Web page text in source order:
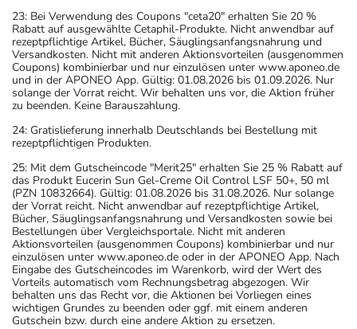
Sie den Zuckergehalt berücksichtigen.
- Es kann Arzneimittel geben, mit denen
Wechselwirkungen auftreten. Sie sollten deswegen
generell vor der Behandlung mit einem neuen
Arzneimittel jedes andere, das Sie bereits anwenden,
Arzneimittel, die Sie selbst kaufen, nur gelegentlich
zurückliegt.
Bitte verwenden Sie dieses Arzneimittel nicht mehr nach
dem auf der Packung oder der Umverpackung
angegebenen Verfallsdatum. Das Verfallsdatum bezieht
sich auf den letzten Tag des angegebenen Monats.
23: Bei Verwendung des Coupons "ceta20" erhalten Sie 20 %
Rabatt auf ausgewählte Cetaphil-Produkte. Nicht anwendbar auf
rezeptpflichtige Artikel, Bücher, Säuglingsanfangsnahrung und
Versandkosten. Nicht mit anderen Aktionsvorteilen (ausgenommen
Coupons) kombinierbar und nur einzulösen unter www.aponeo.de
und in der APONEO App. Gültig: 01.08.2026 bis 01.09.2026. Nur
solange der Vorrat reicht. Wir behalten uns vor, die Aktion früher
zu beenden. Keine Barauszahlung.
24: Gratislieferung innerhalb Deutschlands bei Bestellung mit
rezeptpflichtigen Produkten.
25: Mit dem Gutscheincode "Merit25" erhalten Sie 25 % Rabatt auf
das Produkt Eucerin Sun Gel-Creme Oil Control LSF 50+, 50 ml
(PZN 10832664). Gültig: 01.08.2026 bis 31.08.2026. Nur solange
der Vorrat reicht. Nicht anwendbar auf rezeptpflichtige Artikel,
Bücher, Säuglingsanfangsnahrung und Versandkosten sowie bei
Bestellungen über Vergleichsportale. Nicht mit anderen
Aktionsvorteilen (ausgenommen Coupons) kombinierbar und nur
einzulösen unter www.aponeo.de oder in der APONEO App. Nach
Eingabe des Gutscheincodes im Warenkorb, wird der Wert des
Vorteils automatisch vom Rechnungsbetrag abgezogen. Wir
behalten uns das Recht vor, die Aktionen bei Vorliegen eines
wichtigen Grundes zu beenden oder ggf. mit einem anderen
Gutschein bzw. durch eine andere Aktion zu ersetzen.